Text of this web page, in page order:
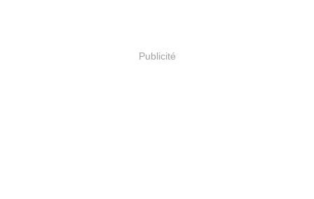
Publicité